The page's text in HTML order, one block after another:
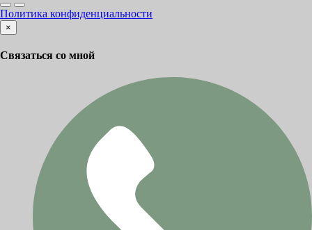
Политика конфиденциальности
×
Связаться со мной